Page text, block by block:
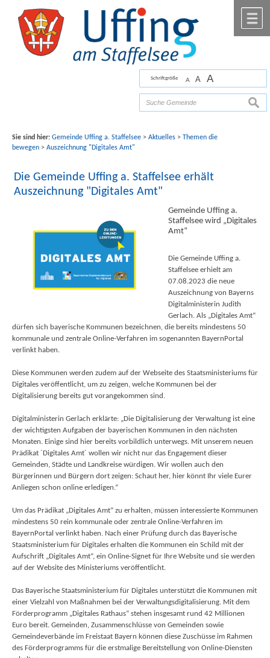
Schriftgröße A A A
Bilder mit freundlicher Unterstützung von FotografFlorian Werner
Sie sind hier: Gemeinde Uffing a. Staffelsee> Aktuelles> Themen die
bewegen> Auszeichnung "Digitales Amt"
Die Gemeinde Uffing a. Staffelsee erhält
Auszeichnung "Digitales Amt"
Gemeinde Uffing a.
Staffelsee wird „Digitales
Amt“
Die Gemeinde Uffing a.
Staffelsee erhielt am
07.08.2023 die neue
Auszeichnung von Bayerns
Digitalministerin Judith
Gerlach. Als „Digitales Amt“
dürfen sich bayerische Kommunen bezeichnen, die bereits mindestens 50
kommunale und zentrale Online-Verfahren im sogenannten BayernPortal
verlinkt haben.
Diese Kommunen werden zudem auf der Webseite des Staatsministeriums für
Digitales veröffentlicht, um zu zeigen, welche Kommunen bei der
Digitalisierung bereits gut vorangekommen sind.
Digitalministerin Gerlach erklärte: „Die Digitalisierung der Verwaltung ist eine
der wichtigsten Aufgaben der bayerischen Kommunen in den nächsten
Monaten. Einige sind hier bereits vorbildlich unterwegs. Mit unserem neuen
Prädikat ´Digitales Amt´ wollen wir nicht nur das Engagement dieser
Gemeinden, Städte und Landkreise würdigen. Wir wollen auch den
Bürgerinnen und Bürgern dort zeigen: Schaut her, hier könnt Ihr viele Eurer
Anliegen schon online erledigen.“
Um das Prädikat „Digitales Amt“ zu erhalten, müssen interessierte Kommunen
mindestens 50 rein kommunale oder zentrale Online-Verfahren im
BayernPortal verlinkt haben. Nach einer Prüfung durch das Bayerische
Staatsministerium für Digitales erhalten die Kommunen ein Schild mit der
Aufschrift „Digitales Amt“, ein Online-Signet für Ihre Website und sie werden
auf der Website des Ministeriums veröffentlicht.
Das Bayerische Staatsministerium für Digitales unterstützt die Kommunen mit
einer Vielzahl von Maßnahmen bei der Verwaltungsdigitalisierung. Mit dem
Förderprogramm „Digitales Rathaus“ stehen insgesamt rund 42 Millionen
Euro bereit. Gemeinden, Zusammenschlüsse von Gemeinden sowie
Gemeindeverbände im Freistaat Bayern können diese Zuschüsse im Rahmen
des Förderprogramms für die erstmalige Bereitstellung von Online-Diensten